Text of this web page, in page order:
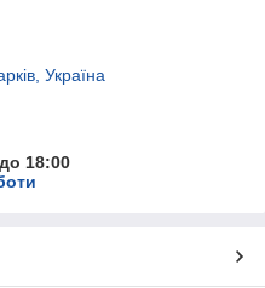
Україна
18:00